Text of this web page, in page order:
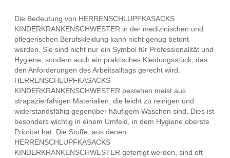
Die Bedeutung von HERRENSCHLUPFKASACKS
KINDERKRANKENSCHWESTER in der medizinischen und
pflegerischen Berufskleidung kann nicht genug betont
werden. Sie sind nicht nur ein Symbol für Professionalität und
Hygiene, sondern auch ein praktisches Kleidungsstück, das
den Anforderungen des Arbeitsalltags gerecht wird.
HERRENSCHLUPFKASACKS
KINDERKRANKENSCHWESTER bestehen meist aus
strapazierfähigen Materialien, die leicht zu reinigen und
widerstandsfähig gegenüber häufigem Waschen sind. Dies ist
besonders wichtig in einem Umfeld, in dem Hygiene oberste
Priorität hat. Die Stoffe, aus denen
HERRENSCHLUPFKASACKS
KINDERKRANKENSCHWESTER gefertigt werden, sind oft